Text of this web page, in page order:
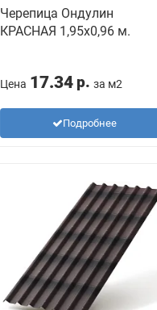
Черепица Ондулин
КРАСНАЯ 1,95х0,96 м.
Цена 17.34 р. за м2
Подробнее